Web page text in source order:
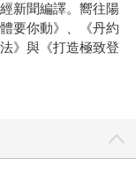
新聞編譯。嚮往陽
要你動》、《丹約
》與《打造極致登